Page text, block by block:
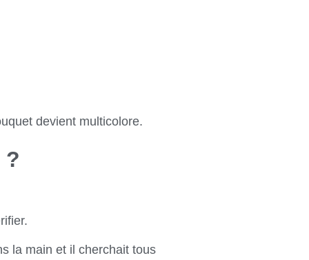
devient multicolore.
?
la main et il cherchait tous